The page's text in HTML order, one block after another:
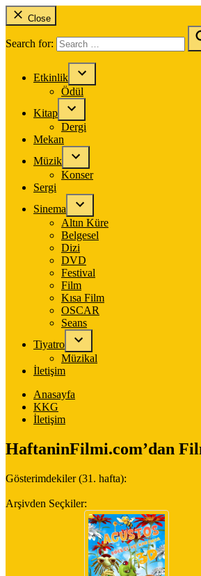
Close
Search for:
Etkinlik
Ödül
Kitap
Dergi
Mekan
Müzik
Konser
Sergi
Sinema
Altın Küre
Belgesel
Dizi
DVD
Festival
Film
Kısa Film
OSCAR
Seans
Tiyatro
Müzikal
İletişim
Anasayfa
KKG
İletişim
HaftaninFilmi.com’dan
Gösterimdekiler (31. hafta):
Arşivden Seçkiler: